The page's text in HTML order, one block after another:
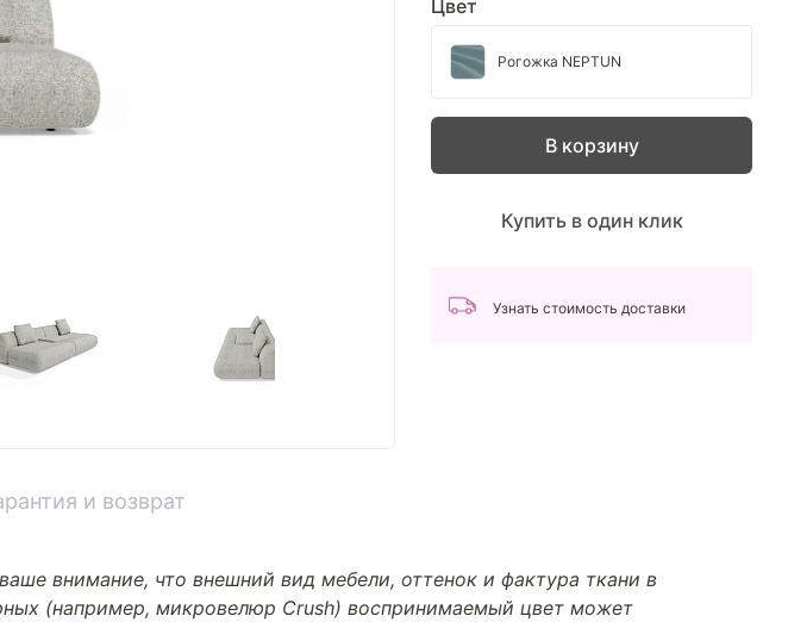
Цвет
Рогожка NEPTUN
В корзину
Купить в один клик
Узнать стоимость доставки
и возврат
внимание, что внешний вид мебели, оттенок и фактура ткани в
(например, микровелюр Crush) воспринимаемый цвет может